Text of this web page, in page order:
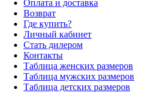
Оплата и доставка
Возврат
Где купить?
Личный кабинет
Стать дилером
Контакты
Таблица женских размеров
Таблица мужских размеров
Таблица детских размеров